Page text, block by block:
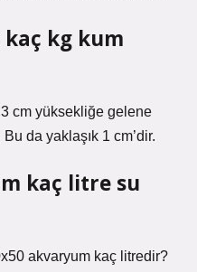
kg kum
3 cm yüksekliğe gelene
da yaklaşık 1 cm’dir.
kaç litre su
akvaryum kaç litredir?